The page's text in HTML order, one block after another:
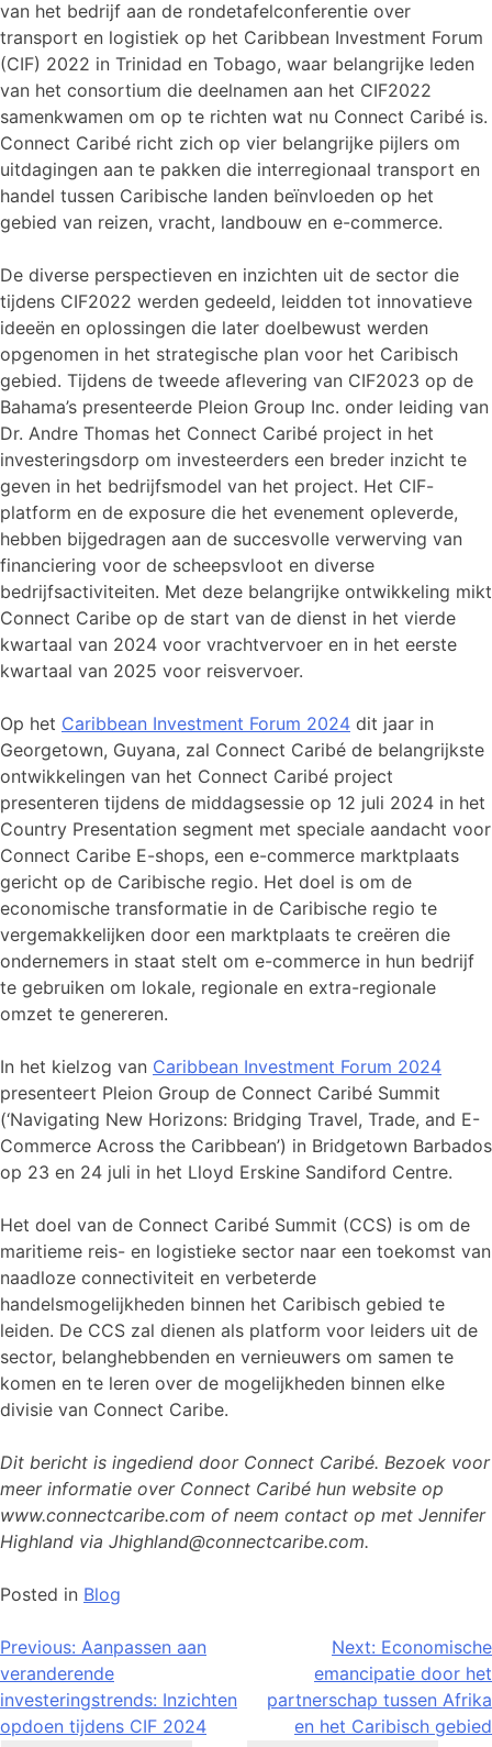
van het bedrijf aan de rondetafelconferentie over
transport en logistiek op het Caribbean Investment Forum
(CIF) 2022 in Trinidad en Tobago, waar belangrijke leden
van het consortium die deelnamen aan het CIF2022
samenkwamen om op te richten wat nu Connect Caribé is.
Connect Caribé richt zich op vier belangrijke pijlers om
uitdagingen aan te pakken die interregionaal transport en
handel tussen Caribische landen beïnvloeden op het
gebied van reizen, vracht, landbouw en e-commerce.
De diverse perspectieven en inzichten uit de sector die
tijdens CIF2022 werden gedeeld, leidden tot innovatieve
ideeën en oplossingen die later doelbewust werden
opgenomen in het strategische plan voor het Caribisch
gebied. Tijdens de tweede aflevering van CIF2023 op de
Bahama’s presenteerde Pleion Group Inc. onder leiding van
Dr. Andre Thomas het Connect Caribé project in het
investeringsdorp om investeerders een breder inzicht te
geven in het bedrijfsmodel van het project. Het CIF-
platform en de exposure die het evenement opleverde,
hebben bijgedragen aan de succesvolle verwerving van
financiering voor de scheepsvloot en diverse
bedrijfsactiviteiten. Met deze belangrijke ontwikkeling mikt
Connect Caribe op de start van de dienst in het vierde
kwartaal van 2024 voor vrachtvervoer en in het eerste
kwartaal van 2025 voor reisvervoer.
Op het Caribbean Investment Forum 2024 dit jaar in
Georgetown, Guyana, zal Connect Caribé de belangrijkste
ontwikkelingen van het Connect Caribé project
presenteren tijdens de middagsessie op 12 juli 2024 in het
Country Presentation segment met speciale aandacht voor
Connect Caribe E-shops, een e-commerce marktplaats
gericht op de Caribische regio. Het doel is om de
economische transformatie in de Caribische regio te
vergemakkelijken door een marktplaats te creëren die
ondernemers in staat stelt om e-commerce in hun bedrijf
te gebruiken om lokale, regionale en extra-regionale
omzet te genereren.
In het kielzog van Caribbean Investment Forum 2024
presenteert Pleion Group de Connect Caribé Summit
(‘Navigating New Horizons: Bridging Travel, Trade, and E-
Commerce Across the Caribbean’) in Bridgetown Barbados
op 23 en 24 juli in het Lloyd Erskine Sandiford Centre.
Het doel van de Connect Caribé Summit (CCS) is om de
maritieme reis- en logistieke sector naar een toekomst van
naadloze connectiviteit en verbeterde
handelsmogelijkheden binnen het Caribisch gebied te
leiden. De CCS zal dienen als platform voor leiders uit de
sector, belanghebbenden en vernieuwers om samen te
komen en te leren over de mogelijkheden binnen elke
divisie van Connect Caribe.
Dit bericht is ingediend door Connect Caribé. Bezoek voor
meer informatie over Connect Caribé hun website op
www.connectcaribe.com of neem contact op met Jennifer
Highland via Jhighland@connectcaribe.com.
Posted in Blog
Bericht
navigatie
Previous: Aanpassen aan
veranderende
investeringstrends: Inzichten
opdoen tijdens CIF 2024
Next: Economische
emancipatie door het
partnerschap tussen Afrika
en het Caribisch gebied